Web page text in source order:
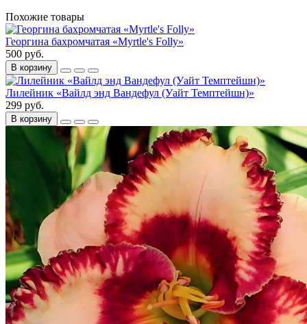
Похожие товары
Георгина бахромчатая «Myrtle's Folly»
500 руб.
В корзину
Лилейник «Вайлд энд Вандефул (Уайт Темптейшн)»
299 руб.
В корзину